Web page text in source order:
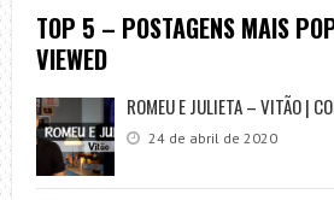
TOP 5 – POSTAGENS MAIS
VIEWED
ROMEU E JULIETA – VITÃO |
24 de abril de 2020